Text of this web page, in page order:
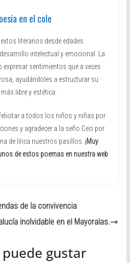
en el cole
literarios desde edades
intelectual y emocional. La
sentimientos que a veces
ayudándoles a estructurar su
libre y estética.
a todos los niños y niñas por
y agradecer a la seño Ceci por
de lírica nuestros pasillos. ¡Muy
de estos poemas en nuestra web
de la convivencia
inolvidable en el Mayoralas.
gustar